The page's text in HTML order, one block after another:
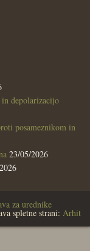
depolarizacijo
posameznikom in
23/05/2026
za urednike
spletne strani: Arhit